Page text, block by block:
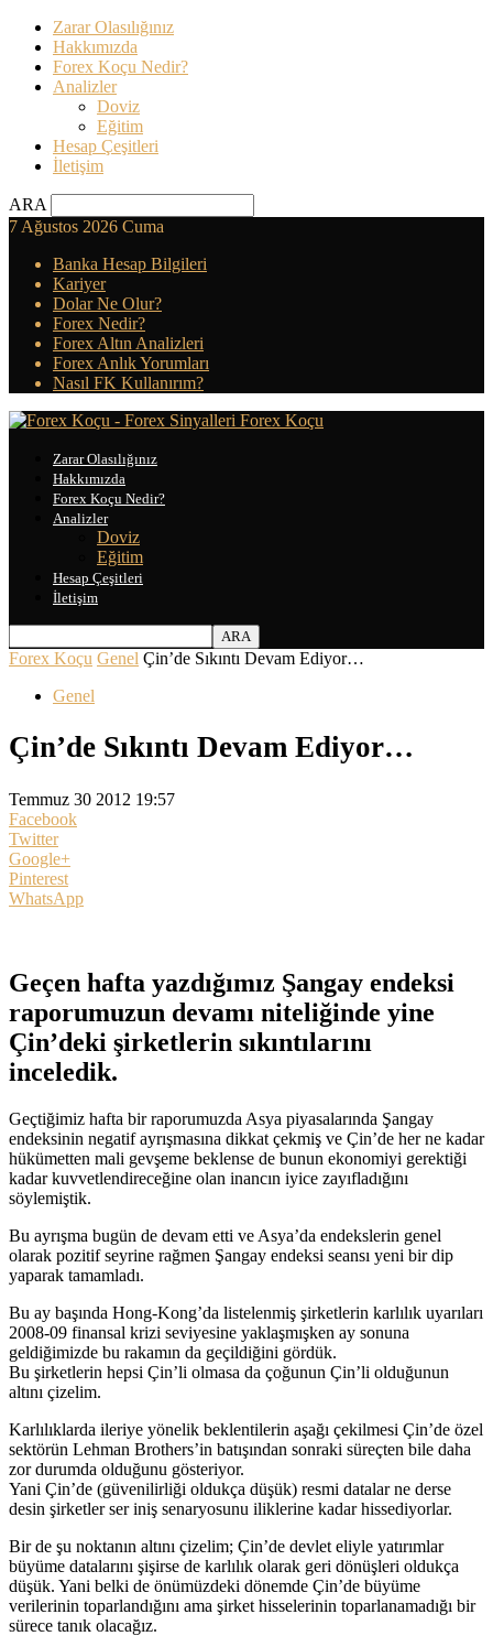
Zarar Olasılığınız
Hakkımızda
Forex Koçu Nedir?
Analizler
Doviz
Eğitim
Hesap Çeşitleri
İletişim
ARA
7 Ağustos 2026 Cuma
Banka Hesap Bilgileri
Kariyer
Dolar Ne Olur?
Forex Nedir?
Forex Altın Analizleri
Forex Anlık Yorumları
Nasıl FK Kullanırım?
Forex Koçu
Zarar Olasılığınız
Hakkımızda
Forex Koçu Nedir?
Analizler
Doviz
Eğitim
Hesap Çeşitleri
İletişim
Forex Koçu Genel Çin’de Sıkıntı Devam Ediyor…
Genel
Çin’de Sıkıntı Devam Ediyor…
Temmuz 30 2012 19:57
Facebook
Twitter
Google+
Pinterest
WhatsApp
Geçen hafta yazdığımız Şangay endeksi
raporumuzun devamı niteliğinde yine
Çin’deki şirketlerin sıkıntılarını
inceledik.
Geçtiğimiz hafta bir raporumuzda Asya piyasalarında Şangay
endeksinin negatif ayrışmasına dikkat çekmiş ve Çin’de her ne kadar
hükümetten mali gevşeme beklense de bunun ekonomiyi gerektiği
kadar kuvvetlendireceğine olan inancın iyice zayıfladığını
söylemiştik.
Bu ayrışma bugün de devam etti ve Asya’da endekslerin genel
olarak pozitif seyrine rağmen Şangay endeksi seansı yeni bir dip
yaparak tamamladı.
Bu ay başında Hong-Kong’da listelenmiş şirketlerin karlılık uyarıları
2008-09 finansal krizi seviyesine yaklaşmışken ay sonuna
geldiğimizde bu rakamın da geçildiğini gördük.
Bu şirketlerin hepsi Çin’li olmasa da çoğunun Çin’li olduğunun
altını çizelim.
Karlılıklarda ileriye yönelik beklentilerin aşağı çekilmesi Çin’de özel
sektörün Lehman Brothers’in batışından sonraki süreçten bile daha
zor durumda olduğunu gösteriyor.
Yani Çin’de (güvenilirliği oldukça düşük) resmi datalar ne derse
desin şirketler ser iniş senaryosunu iliklerine kadar hissediyorlar.
Bir de şu noktanın altını çizelim; Çin’de devlet eliyle yatırımlar
büyüme datalarını şişirse de karlılık olarak geri dönüşleri oldukça
düşük. Yani belki de önümüzdeki dönemde Çin’de büyüme
verilerinin toparlandığını ama şirket hisselerinin toparlanamadığı bir
sürece tanık olacağız.